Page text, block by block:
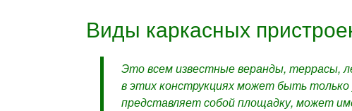
Виды каркасных
Это всем известные веранды, террасы,
в этих конструкциях может быть
представляет собой площадку, может